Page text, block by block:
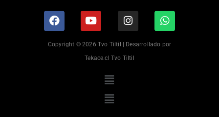
Copyright © 2026 Tvo Tiltil | Desarrollado por
Tekace.cl Tvo Tiltil